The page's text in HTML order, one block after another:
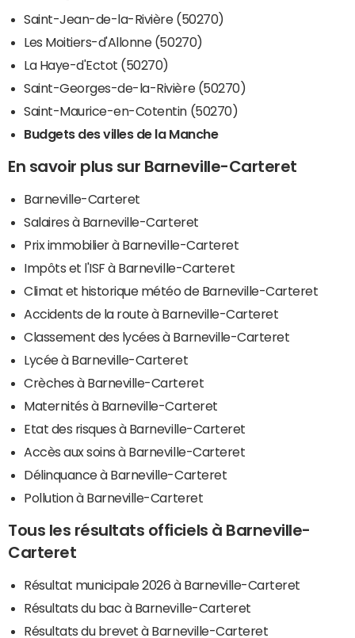
Saint-Jean-de-la-Rivière (50270)
Les Moitiers-d'Allonne (50270)
La Haye-d'Ectot (50270)
Saint-Georges-de-la-Rivière (50270)
Saint-Maurice-en-Cotentin (50270)
Budgets des villes de la Manche
En savoir plus sur Barneville-Carteret
Barneville-Carteret
Salaires à Barneville-Carteret
Prix immobilier à Barneville-Carteret
Impôts et l'ISF à Barneville-Carteret
Climat et historique météo de Barneville-Carteret
Accidents de la route à Barneville-Carteret
Classement des lycées à Barneville-Carteret
Lycée à Barneville-Carteret
Crèches à Barneville-Carteret
Maternités à Barneville-Carteret
Etat des risques à Barneville-Carteret
Accès aux soins à Barneville-Carteret
Délinquance à Barneville-Carteret
Pollution à Barneville-Carteret
Tous les résultats officiels à Barneville-
Carteret
Résultat municipale 2026 à Barneville-Carteret
Résultats du bac à Barneville-Carteret
Résultats du brevet à Barneville-Carteret